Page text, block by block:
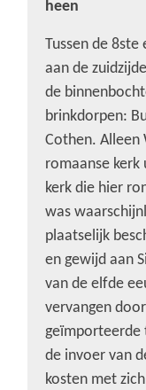
heen
Tussen de
aan de
de
brinkdorpen:
Cothen. Alleen
romaanse kerk
kerk die hier
was
plaatselijk
en gewijd aan
van de elfde
vervangen
geïmporteerde
de invoer van
kosten met